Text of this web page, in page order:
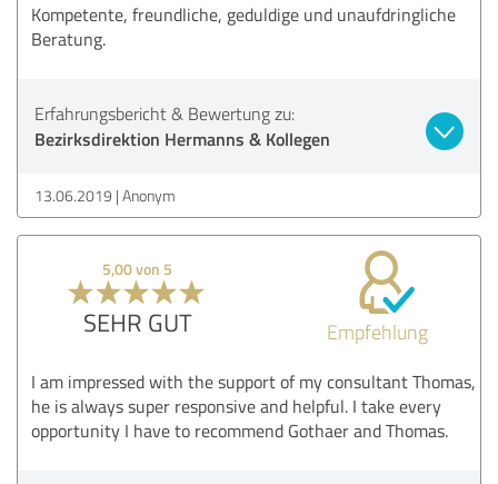
Kompetente, freundliche, geduldige und unaufdringliche
Beratung.
Erfahrungsbericht & Bewertung zu:
Bezirksdirektion Hermanns & Kollegen
13.06.2019 Anonym
5,00 von 5
SEHR GUT Empfehlung
I am impressed with the support of my consultant Thomas,
he is always super responsive and helpful. I take every
opportunity I have to recommend Gothaer and Thomas.